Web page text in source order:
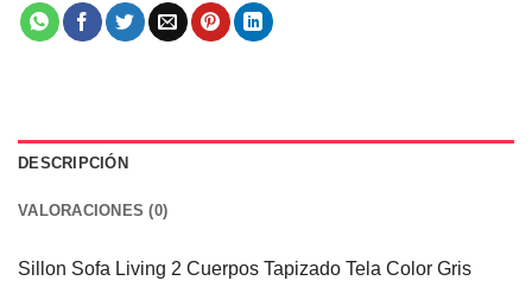
DESCRIPCIÓN
VALORACIONES (0)
Sillon Sofa Living 2 Cuerpos Tapizado Tela Color Gris